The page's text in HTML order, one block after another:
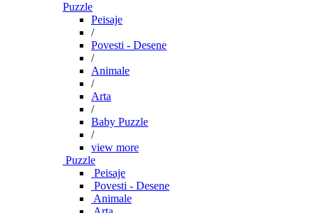
Puzzle
Peisaje
/
Povesti - Desene
/
Animale
/
Arta
/
Baby Puzzle
/
view more
Puzzle
Peisaje
Povesti - Desene
Animale